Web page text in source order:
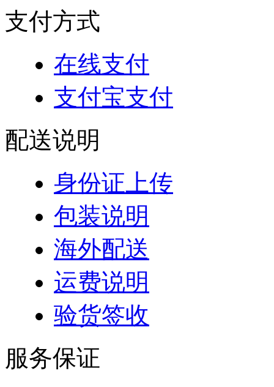
支付方式
在线支付
支付宝支付
配送说明
身份证上传
包装说明
海外配送
运费说明
验货签收
服务保证